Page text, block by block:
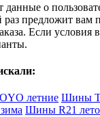
данные о
предложит вам
Если условия
летние Шины
Шины R21 лето